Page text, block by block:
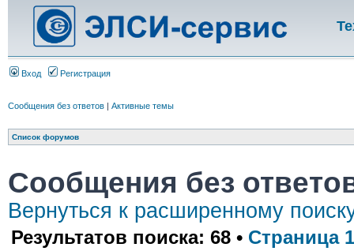
Вход Регистрация
Сообщения без ответов | Активные темы
Список форумов
Сообщения без
Вернуться к расширенному
Результатов поиска: 68 • Страница 1